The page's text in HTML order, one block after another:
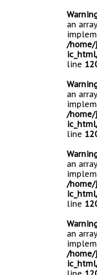
an
/
line
an
/
line
an
/
line
an
/